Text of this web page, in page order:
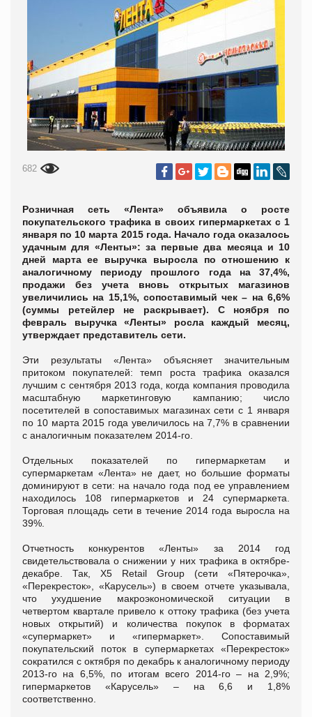
682
Розничная сеть «Лента» объявила о росте
покупательского трафика в своих гипермаркетах с 1
января по 10 марта 2015 года. Начало года оказалось
удачным для «Ленты»: за первые два месяца и 10
дней марта ее выручка выросла по отношению к
аналогичному периоду прошлого года на 37,4%,
продажи без учета вновь открытых магазинов
увеличились на 15,1%, сопоставимый чек – на 6,6%
(суммы ретейлер не раскрывает). С ноября по
февраль выручка «Ленты» росла каждый месяц,
утверждает представитель сети.
Эти результаты «Лента» объясняет значительным
притоком покупателей: темп роста трафика оказался
лучшим с сентября 2013 года, когда компания проводила
масштабную маркетинговую кампанию; число
посетителей в сопоставимых магазинах сети с 1 января
по 10 марта 2015 года увеличилось на 7,7% в сравнении
с аналогичным показателем 2014-го.
Отдельных показателей по гипермаркетам и
супермаркетам «Лента» не дает, но большие форматы
доминируют в сети: на начало года под ее управлением
находилось 108 гипермаркетов и 24 супермаркета.
Торговая площадь сети в течение 2014 года выросла на
39%.
Отчетность конкурентов «Ленты» за 2014 год
свидетельствовала о снижении у них трафика в октябре-
декабре. Так, X5 Retail Group (сети «Пятерочка»,
«Перекресток», «Карусель») в своем отчете указывала,
что ухудшение макроэкономической ситуации в
четвертом квартале привело к оттоку трафика (без учета
новых открытий) и количества покупок в форматах
«супермаркет» и «гипермаркет». Сопоставимый
покупательский поток в супермаркетах «Перекресток»
сократился с октября по декабрь к аналогичному периоду
2013-го на 6,5%, по итогам всего 2014-го – на 2,9%;
гипермаркетов «Карусель» – на 6,6 и 1,8%
соответственно.